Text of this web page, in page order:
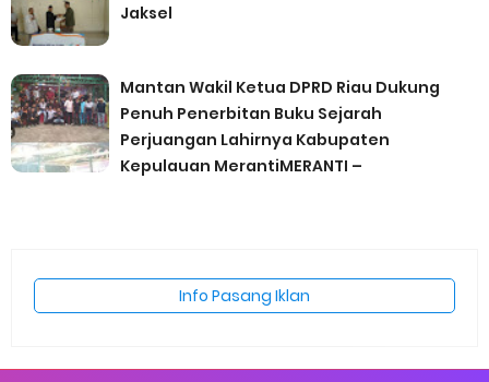
Jaksel
Mantan Wakil Ketua DPRD Riau Dukung
Penuh Penerbitan Buku Sejarah
Perjuangan Lahirnya Kabupaten
Kepulauan MerantiMERANTI –
Info Pasang Iklan